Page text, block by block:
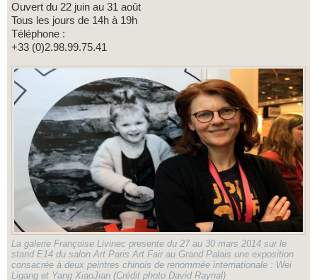
Ouvert du 22 juin au 31 août
Tous les jours de 14h à 19h
Téléphone :
+33 (0)2.98.99.75.41
La galerie Françoise Livinec presente du 27 au 30 mars 2014 sur le
stand E14 du salon Art Paris Art Fair au Grand Palais une exposition
consacrée à deux peintres chinois de renommée internationale : Wei
Ligang et Yang XiaoJian (Crédit photo David Raynal)